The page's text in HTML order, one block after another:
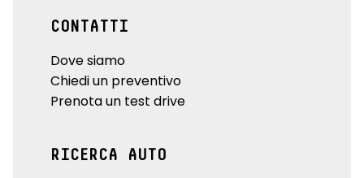
CONTATTI
Dove siamo
Chiedi un preventivo
Prenota un test drive
RICERCA AUTO